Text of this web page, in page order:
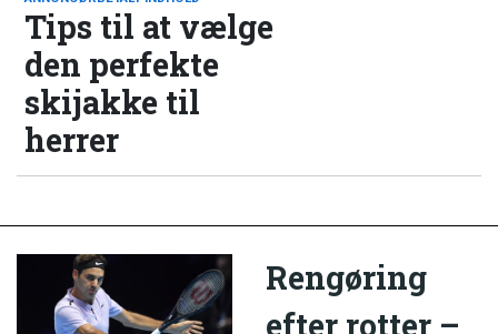
Tips til at vælge
den perfekte
skijakke til
herrer
Rengøring
efter rotter –